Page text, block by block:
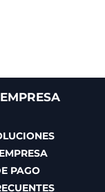
PAGO